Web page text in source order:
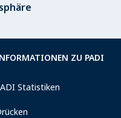
ZU PADI
Statistiken